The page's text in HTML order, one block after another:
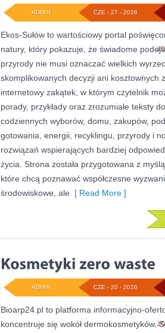
CZE - 27 - 2026
ADMIN
Ekos-Sułów to wartościowy portal
natury, który pokazuje, że świadome
przyrody nie musi oznaczać wielkich
skomplikowanych decyzji ani kosztownych
internetowy zakątek, w którym czytelnik
porady, przykłady oraz zrozumiałe teksty
codziennych wyborów, domu, zakupów,
gotowania, energii, recyklingu, przyrody i
rozwiązań wspierających bardziej
życia. Strona została przygotowana z
które chcą poznawać współczesne
środowiskowe, ale [ Read More ]
CZE - 20 - 2026
ADMIN
Bioarp24.pl to platforma informacyjno-
koncentruje się wokół dermokosmetyków.